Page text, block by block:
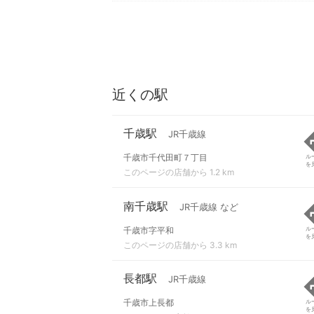
近くの駅
千歳駅 JR千歳線
千歳市千代田町７丁目
このページの店舗から 1.2 km
ル
を
南千歳駅 JR千歳線 など
千歳市字平和
このページの店舗から 3.3 km
ル
を
長都駅 JR千歳線
千歳市上長都
ル
を